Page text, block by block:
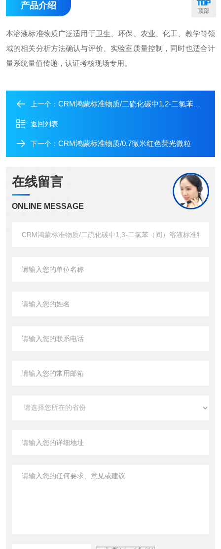
产品介绍
本溶液标准物质广泛适用于卫生、环保、农业、化工、教学等领
域的相关分析方法确认与评价、实验室质量控制，同时也适合计
量系统量值传递，认证考核现场专用。
上一个： CRM鸿蒙标准物质/二硫化碳中1,2-二氯苯（邻）溶液标准物质
返回列表
下一个： CRM鸿蒙标准物质/0.7微米红色荧光微粒
在线留言
ONLINE MESSAGE
顶部